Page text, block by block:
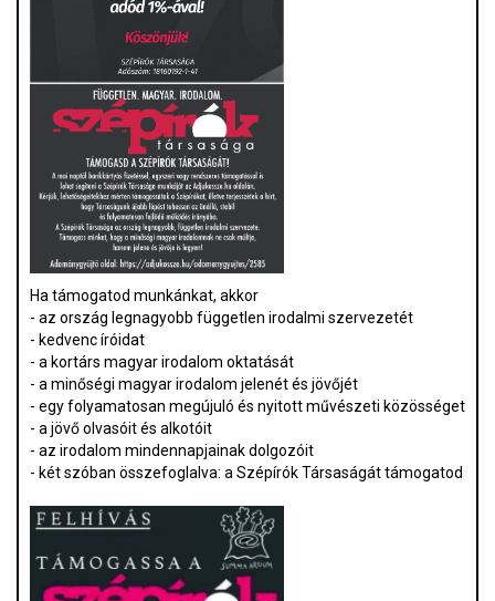
Ha támogatod munkánkat, akkor
- az ország legnagyobb független irodalmi szervezetét
- kedvenc íróidat
- a kortárs magyar irodalom oktatását
- a minőségi magyar irodalom jelenét és jövőjét
- egy folyamatosan megújuló és nyitott művészeti közösséget
- a jövő olvasóit és alkotóit
- az irodalom mindennapjainak dolgozóit
- két szóban összefoglalva: a Szépírók Társaságát támogatod